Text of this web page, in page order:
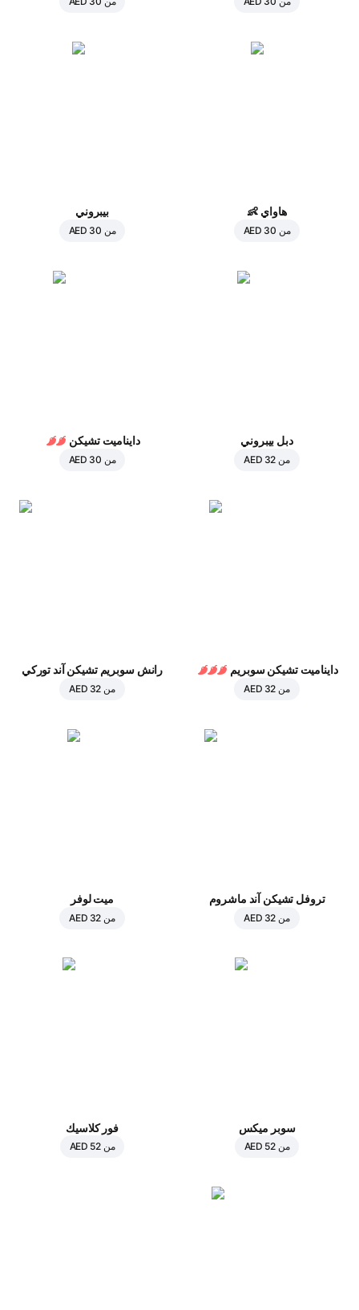
هاواي 👶
من AED 30
بيبروني
من AED 30
دبل بيبروني
من AED 32
دايناميت تشيكن
من AED 30
دايناميت تشيكن سوبريم
من AED 32
رانش سوبريم تشيكن آند توركي
من AED 32
تروفل تشيكن آند ماشروم
من AED 32
ميت لوفر
من AED 32
سوبر ميكس
منAED 52
فور كلاسيك
منAED 52